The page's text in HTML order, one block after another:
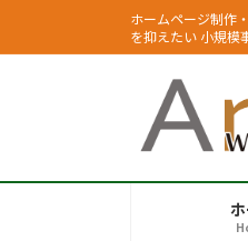
ホームページ制作
を抑えたい 小規模